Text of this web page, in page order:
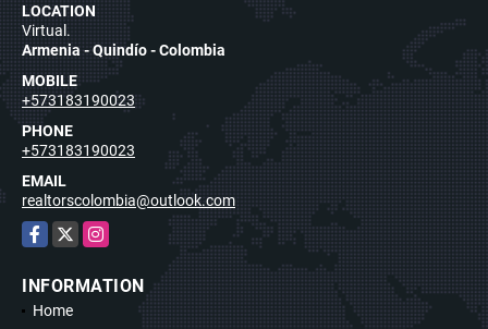
LOCATION
Virtual.
Armenia - Quindío - Colombia
MOBILE
+573183190023
PHONE
+573183190023
EMAIL
realtorscolombia@outlook.com
Facebook
X Instagram
INFORMATION
Home